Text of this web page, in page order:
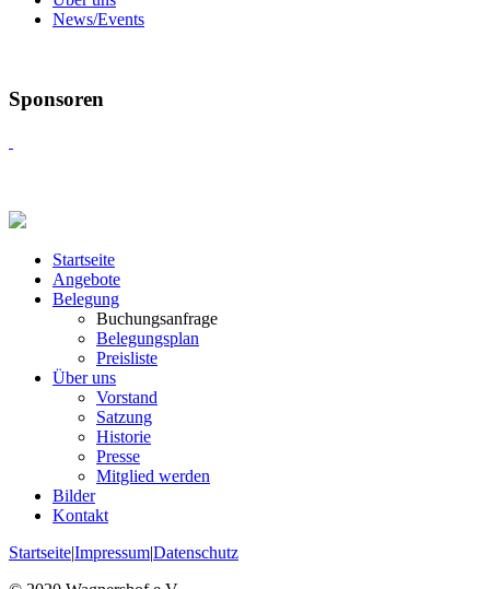
News/Events
Sponsoren
Startseite
Angebote
Belegung
Buchungsanfrage
Belegungsplan
Preisliste
Über uns
Vorstand
Satzung
Historie
Presse
Mitglied werden
Bilder
Kontakt
Startseite|Impressum|Datenschutz